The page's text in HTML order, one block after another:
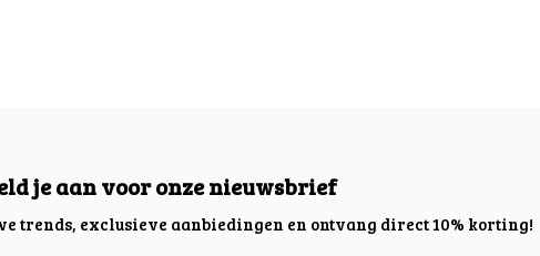
je aan voor onze nieuwsbrief
trends, exclusieve aanbiedingen en ontvang direct 10% korting!